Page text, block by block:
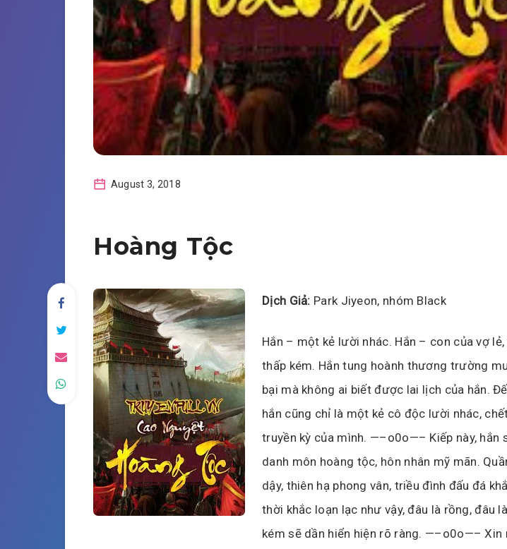
August 3, 2018
Hoàng Tộc
Dịch Giả: Park Jiyeon, nhóm Black
Hắn – một kẻ lười nhác. Hắn – con của vợ lẻ,
thấp kém. Hắn tung hoành thương trường
bại mà không ai biết được lai lịch của hắn.
hắn cũng chỉ là một kẻ cô độc lười nhác,
truyền kỳ của mình. —–o0o—– Kiếp này, hắn
danh môn hoàng tộc, hôn nhân mỹ mãn.
dậy, thiên hạ phong vân, triều đình đấu đá
thời khắc loạn lạc như vậy, đâu là rồng, đâu
kém sẽ dần hiển hiện rõ ràng. —–o0o—– Xin